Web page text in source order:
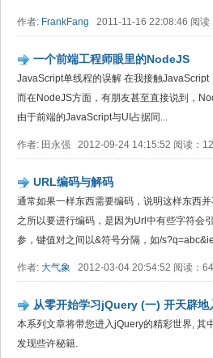
作者: FrankFang 2011-11-16 22:08:46 阅读
一个前端工程师眼里的NodeJS
JavaScript单线程的误解 在我接触
而在NodeJS方面，有朋友甚至直接说到，
由于前端的JavaScript与UI占据同...
作者: 田永强 2012-09-24 14:15:52 阅读：
URL编码与解码
通常如果一样东西需要编码，说明这样东西
之所以要进行编码，是因为Url中有些字符会
参，键值对之间以&符号分隔，如/
作者: 大气象 2012-03-04 20:54:52 阅读：
从零开始学习jQuery (一) 开天辟地
本系列文章将带您进入jQuery的精彩世界, 其
发现些许秘籍.